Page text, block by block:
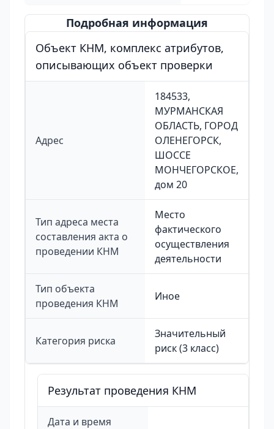
Подробная информация
Объект КНМ, комплекс атрибутов,
описывающих объект проверки
Адрес
184533,
МУРМАНСКАЯ
ОБЛАСТЬ, ГОРОД
ОЛЕНЕГОРСК,
ШОССЕ
МОНЧЕГОРСКОЕ,
дом 20
Тип адреса места
составления акта о
проведении КНМ
Место
фактического
осуществления
деятельности
Тип объекта
проведения КНМ
Иное
Категория риска
Значительный
риск (3 класс)
Результат проведения КНМ
Дата и время